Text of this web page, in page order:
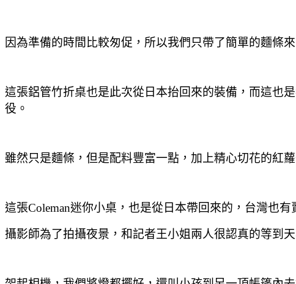
因為準備的時間比較匆促 ，所以我們只帶了簡單的麵條
這張鋁管竹折桌也是此次從日本抬回來的裝備 ，而這也
役。
雖然只是麵條 ，但是配料豐富一點 ，加上精心切花的紅
這張Coleman迷你小桌 ， 也是從日本帶回來的 ，台灣也有
攝影師為了拍攝夜景 ，和記者王小姐兩人很認真的等到